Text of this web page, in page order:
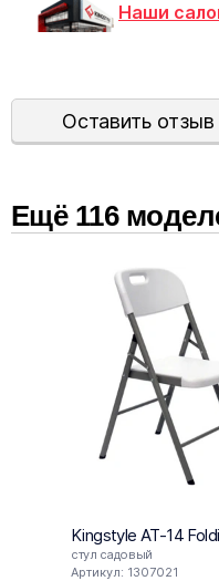
Наши
Оставить отзыв
Ещё 116 модел
Kingstyle AT-14
стул садовый
Артикул: 1307021